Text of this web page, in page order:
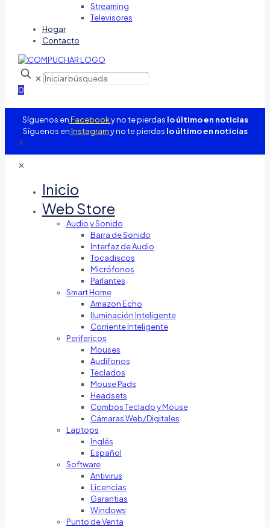
Streaming
Televisores
Hogar
Contacto
✕
0
Síguenos enFacebooky no te pierdas lo último en noticias
Síguenos enInstagramy no te pierdas lo último en noticias
✕
✕
Inicio
Web Store
Audio y Sonido
Barra de Sonido
Interfaz de Audio
Tocadiscos
Micrófonos
Parlantes
Smart Home
Amazon Echo
Iluminación Inteligente
Corriente Inteligente
Perifericos
Mouses
Audífonos
Teclados
Mouse Pads
Headsets
Combos Teclado y Mouse
Cámaras Web/Digitales
Laptops
Inglés
Español
Software
Antivirus
Licencias
Garantias
Windows
Punto de Venta